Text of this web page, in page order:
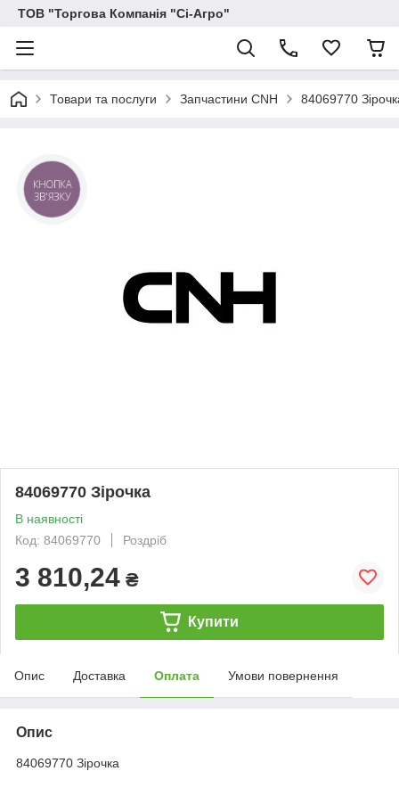
ТОВ "Торгова Компанія "Сі-Агро"
Товари та послуги Запчастини CNH 84069770
84069770 Зірочка
В наявності
Код: 84069770
Роздріб
3 810,24 ₴
Купити
Опис Доставка Оплата Умови повернення
Опис
84069770 Зірочка
КНОПКА
ЗВ'ЯЗКУ